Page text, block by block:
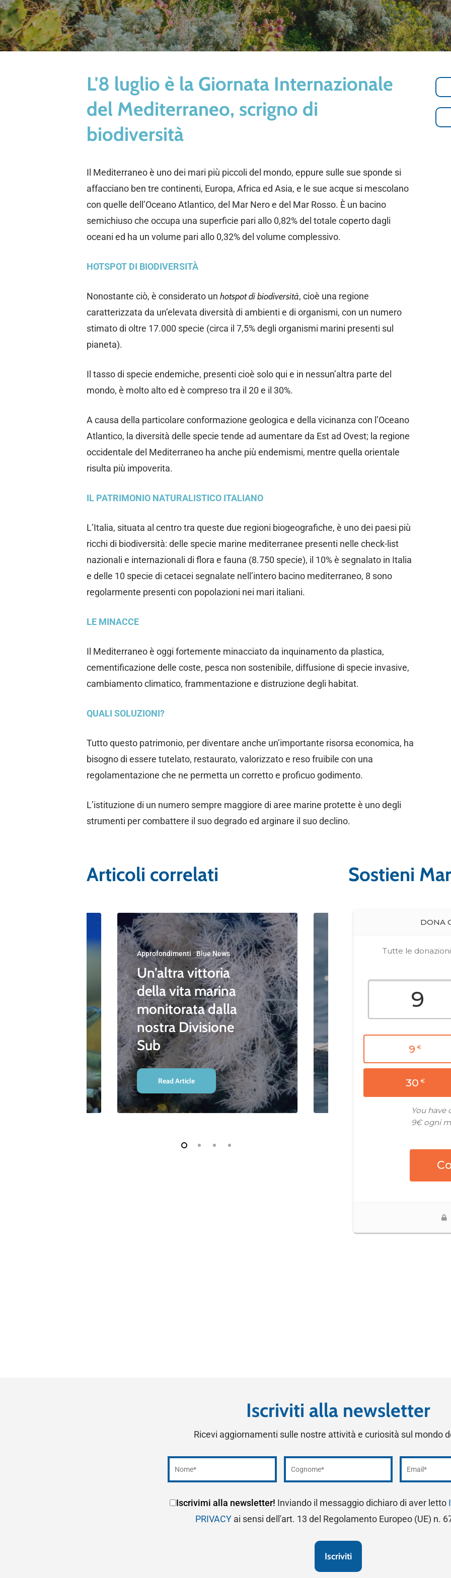
L'8 luglio è la Giornata Internazionale
del Mediterraneo, scrigno di
biodiversità
Il Mediterraneo è uno dei mari più piccoli del mondo, eppure sulle sue sponde si
affacciano ben tre continenti, Europa, Africa ed Asia, e le sue acque si mescolano
con quelle dell’Oceano Atlantico, del Mar Nero e del Mar Rosso. È un bacino
semichiuso che occupa una superficie pari allo 0,82% del totale coperto dagli
oceani ed ha un volume pari allo 0,32% del volume complessivo.
HOTSPOT DI BIODIVERSITÀ
Nonostante ciò, è considerato un hotspot di biodiversità, cioè una regione
caratterizzata da un’elevata diversità di ambienti e di organismi, con un numero
stimato di oltre 17.000 specie (circa il 7,5% degli organismi marini presenti sul
pianeta).
Il tasso di specie endemiche, presenti cioè solo qui e in nessun’altra parte del
mondo, è molto alto ed è compreso tra il 20 e il 30%.
A causa della particolare conformazione geologica e della vicinanza con l’Oceano
Atlantico, la diversità delle specie tende ad aumentare da Est ad Ovest; la regione
occidentale del Mediterraneo ha anche più endemismi, mentre quella orientale
risulta più impoverita.
IL PATRIMONIO NATURALISTICO ITALIANO
L’Italia, situata al centro tra queste due regioni biogeografiche, è uno dei paesi più
ricchi di biodiversità: delle specie marine mediterranee presenti nelle check-list
nazionali e internazionali di flora e fauna (8.750 specie), il 10% è segnalato in Italia
e delle 10 specie di cetacei segnalate nell’intero bacino mediterraneo, 8 sono
regolarmente presenti con popolazioni nei mari italiani.
LE MINACCE
Il Mediterraneo è oggi fortemente minacciato da inquinamento da plastica,
cementificazione delle coste, pesca non sostenibile, diffusione di specie invasive,
cambiamento climatico, frammentazione e distruzione degli habitat.
QUALI SOLUZIONI?
Tutto questo patrimonio, per diventare anche un’importante risorsa economica, ha
bisogno di essere tutelato, restaurato, valorizzato e reso fruibile con una
regolamentazione che ne permetta un corretto e proficuo godimento.
L’istituzione di un numero sempre maggiore di aree marine protette è uno degli
strumenti per combattere il suo degrado ed arginare il suo declino.
Articoli correlati
Approfondimenti Blue News
Un’altra vittoria
della vita marina
monitorata dalla
nostra Divisione
Sub
Read Article
Scoperta la
Sostieni
Iscriviti alla newsletter
Ricevi aggiornamenti sulle nostre attività e curiosità sul mondo
Iscrivimi alla newsletter! Inviando il messaggio dichiaro di aver letto
PRIVACYai sensi dell'art. 13 del Regolamento Europeo (UE) n.